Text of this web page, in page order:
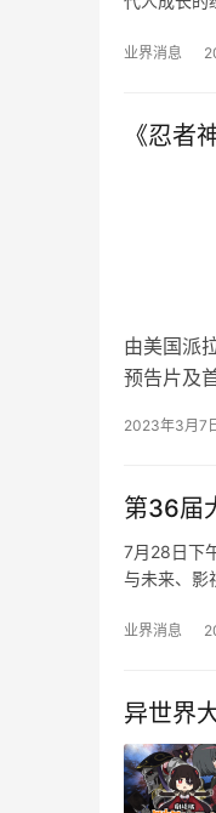
业界消息
《忍者
由美国派
预告片及
2023年3月7
第36届
7月28日下
与未来、影
业界消息
异世界